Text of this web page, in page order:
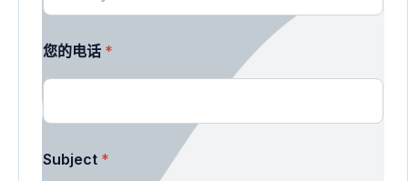
您
电
话
您的电话 *
Subject *